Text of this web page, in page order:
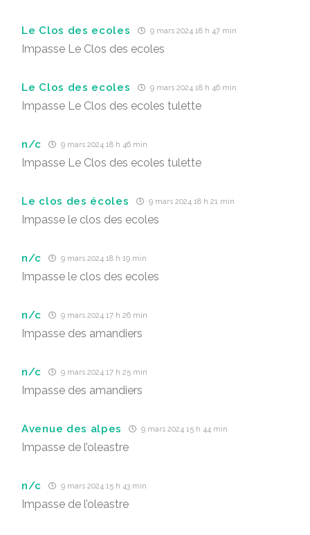
Le Clos des ecoles 9 mars 2024 18 h 47 min
Impasse Le Clos des ecoles
Le Clos des ecoles 9 mars 2024 18 h 46 min
Impasse Le Clos des ecoles tulette
n/c 9 mars 2024 18 h 46 min
Impasse Le Clos des ecoles tulette
Le clos des écoles 9 mars 2024 18 h 21 min
Impasse le clos des ecoles
n/c 9 mars 2024 18 h 19 min
Impasse le clos des ecoles
n/c 9 mars 2024 17 h 26 min
Impasse des amandiers
n/c 9 mars 2024 17 h 25 min
Impasse des amandiers
Avenue des alpes 9 mars 2024 15 h 44 min
Impasse de l’oleastre
n/c 9 mars 2024 15 h 43 min
Impasse de l’oleastre